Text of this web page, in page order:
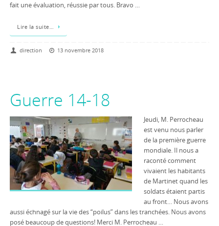
fait une évaluation, réussie par tous. Bravo …
Lire la suite…
direction 13 novembre 2018
Guerre 14-18
Jeudi, M. Perrocheau
est venu nous parler
de la première guerre
mondiale. Il nous a
raconté comment
vivaient les habitants
de Martinet quand les
soldats étaient partis
au front… Nous avons
aussi échnagé sur la vie des “poilus” dans les tranchées. Nous avons
posé beaucoup de questions! Merci M. Perrocheau …